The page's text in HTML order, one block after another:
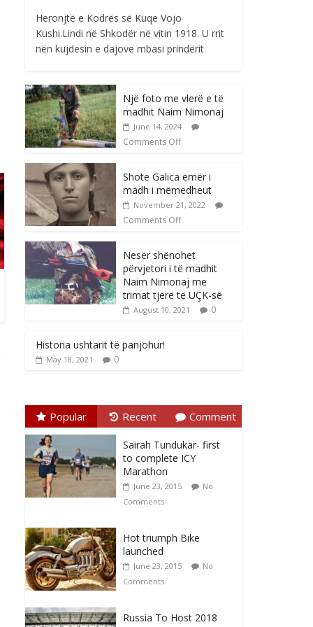
Heronjtë e Kodrës së Kuqe Vojo
Kushi.Lindi në Shkodër në vitin 1918. U rrit
nën kujdesin e dajove mbasi prindërit
Një foto me vlerë e të
madhit Naim Nimonaj
June 14, 2024
Comments Off
Shote Galica emër i
madh i mëmëdheut
November 21, 2022
Comments Off
Nesër shënohet
përvjetori i të madhit
Naim Nimonaj me
trimat tjerë të UÇK-së
August 10, 2021 0
Historia ushtarit të panjohur!
May 18, 2021 0
Popular Recent Comment
Sairah Tundukar- first
to complete ICY
Marathon
June 23, 2015
No
Comments
Hot triumph Bike
launched
June 23, 2015
No
Comments
Russia To Host 2018